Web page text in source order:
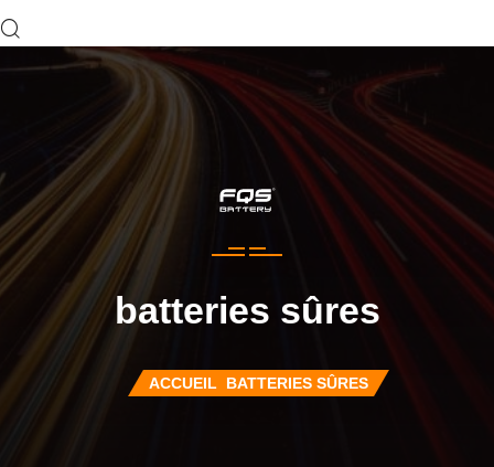
batteries sûres
ACCUEIL BATTERIES SÛRES